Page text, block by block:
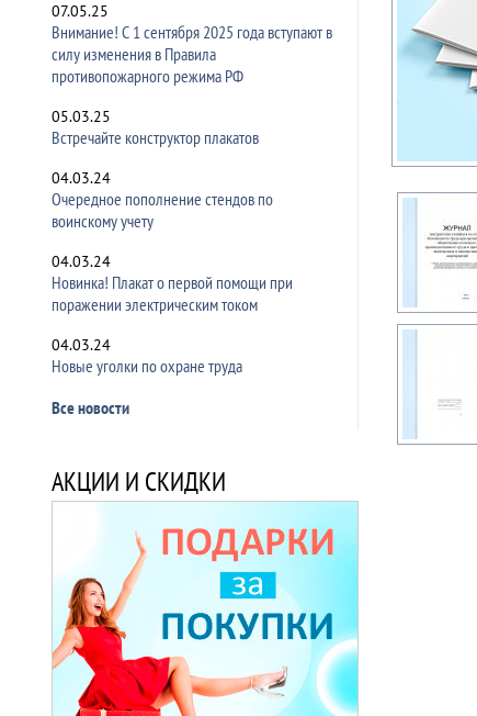
07.05.25
Внимание! С 1 сентября 2025 года вступают в
силу изменения в Правила
противопожарного режима РФ
05.03.25
Встречайте конструктор плакатов
04.03.24
Очередное пополнение стендов по
воинскому учету
04.03.24
Новинка! Плакат о первой помощи при
поражении электрическим током
04.03.24
Новые уголки по охране труда
Все новости
АКЦИИ И СКИДКИ